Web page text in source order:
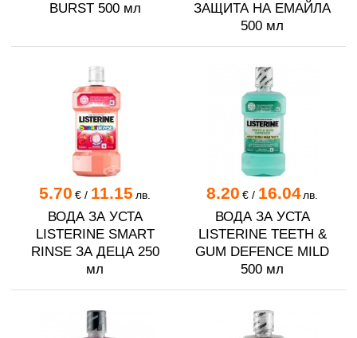
BURST 500 мл
ЗАЩИТА НА ЕМАЙЛА
500 мл
5.70 € / 11.15 лв.
ВОДА ЗА УСТА
LISTERINE SMART
RINSE ЗА ДЕЦА 250
мл
8.20 €/ 16.04лв.
ВОДА ЗА УСТА
LISTERINE TEETH &
GUM DEFENCE MILD
500 мл